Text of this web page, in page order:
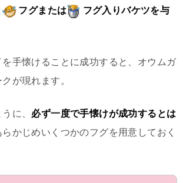
フグまたは
フグ入りバケツを与
手懐けることに成功すると、オウムガ
が現れます。
に、 必ず一度で手懐けが成功するとは
かじめいくつかのフグを用意しておく